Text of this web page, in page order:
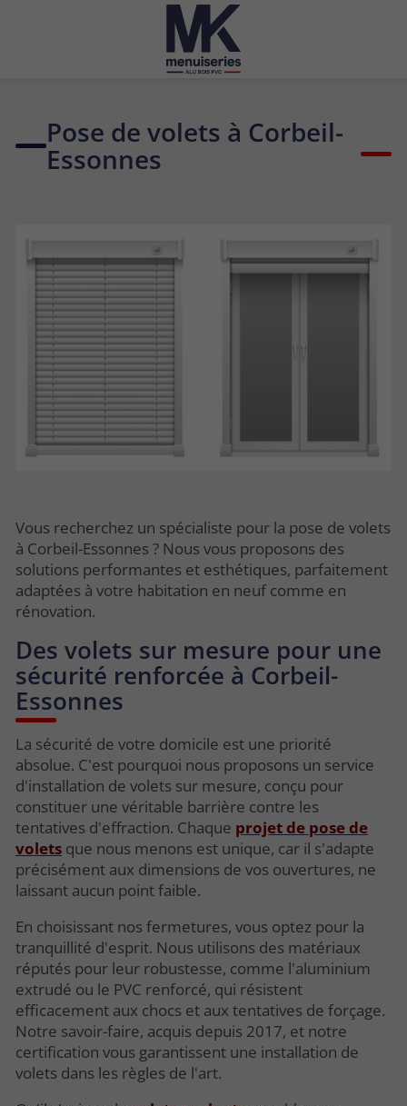
Pose de volets à Corbeil-
Essonnes
Vous recherchez un spécialiste pour la pose de volets
à Corbeil-Essonnes ? Nous vous proposons des
solutions performantes et esthétiques, parfaitement
adaptées à votre habitation en neuf comme en
rénovation.
Des volets sur mesure pour une
sécurité renforcée à Corbeil-
Essonnes
La sécurité de votre domicile est une priorité
absolue. C'est pourquoi nous proposons un service
d'installation de volets sur mesure, conçu pour
constituer une véritable barrière contre les
tentatives d'effraction. Chaque projet de pose de
volets que nous menons est unique, car il s'adapte
précisément aux dimensions de vos ouvertures, ne
laissant aucun point faible.
En choisissant nos fermetures, vous optez pour la
tranquillité d'esprit. Nous utilisons des matériaux
réputés pour leur robustesse, comme l'aluminium
extrudé ou le PVC renforcé, qui résistent
efficacement aux chocs et aux tentatives de forçage.
Notre savoir-faire, acquis depuis 2017, et notre
certification vous garantissent une installation de
volets dans les règles de l'art.